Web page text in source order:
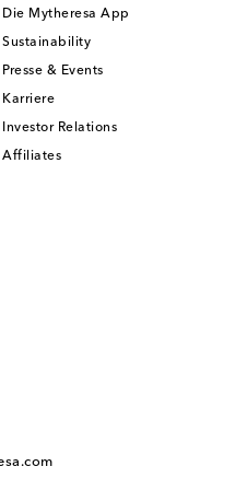
Die Mytheresa App
Sustainability
Presse & Events
Karriere
Investor Relations
Affiliates